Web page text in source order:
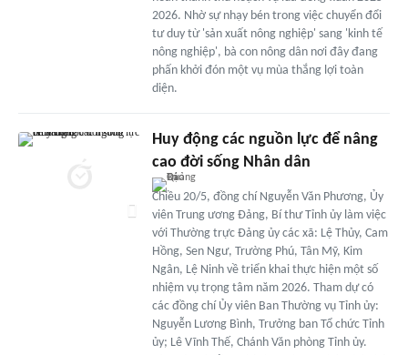
2026. Nhờ sự nhạy bén trong việc chuyển đổi
tư duy từ 'sản xuất nông nghiệp' sang 'kinh tế
nông nghiệp', bà con nông dân nơi đây đang
phấn khởi đón một vụ mùa thắng lợi toàn
diện.
Huy động các nguồn lực để nâng
cao đời sống Nhân dân
Chiều 20/5, đồng chí Nguyễn Văn Phương, Ủy
viên Trung ương Đảng, Bí thư Tỉnh ủy làm việc
với Thường trực Đảng ủy các xã: Lệ Thủy, Cam
Hồng, Sen Ngư, Trường Phú, Tân Mỹ, Kim
Ngân, Lệ Ninh về triển khai thực hiện một số
nhiệm vụ trọng tâm năm 2026. Tham dự có
các đồng chí Ủy viên Ban Thường vụ Tỉnh ủy:
Nguyễn Lương Bình, Trưởng ban Tổ chức Tỉnh
ủy; Lê Vĩnh Thế, Chánh Văn phòng Tỉnh ủy.